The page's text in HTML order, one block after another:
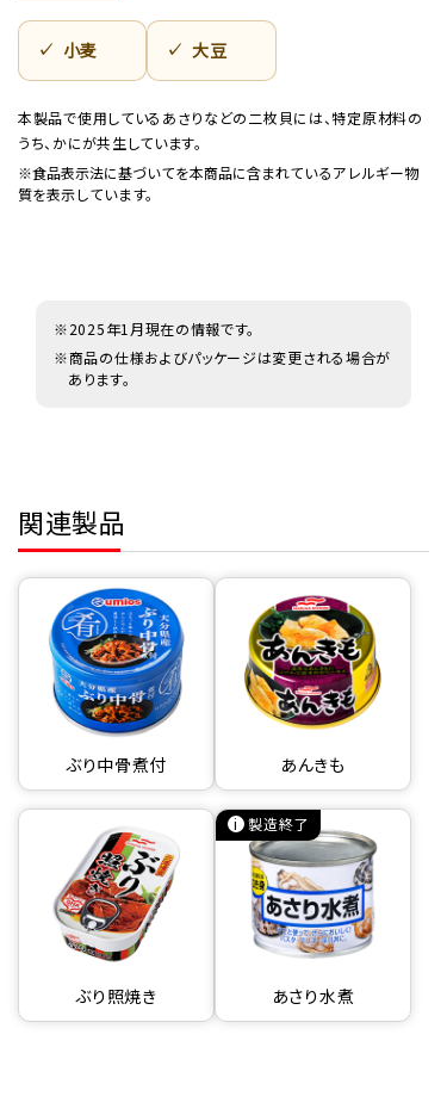
小麦 大豆
本製品で使用しているあさりなどの二枚貝には、特定原材料の
うち、かにが共生しています。
※食品表示法に基づいてを本商品に含まれているアレルギー物
質を表示しています。
※2025年1月現在の情報です。
※商品の仕様およびパッケージは変更される場合が
あります。
関連製品
ぶり中骨煮付 あんきも
ぶり照焼き あさり水煮
製造終了